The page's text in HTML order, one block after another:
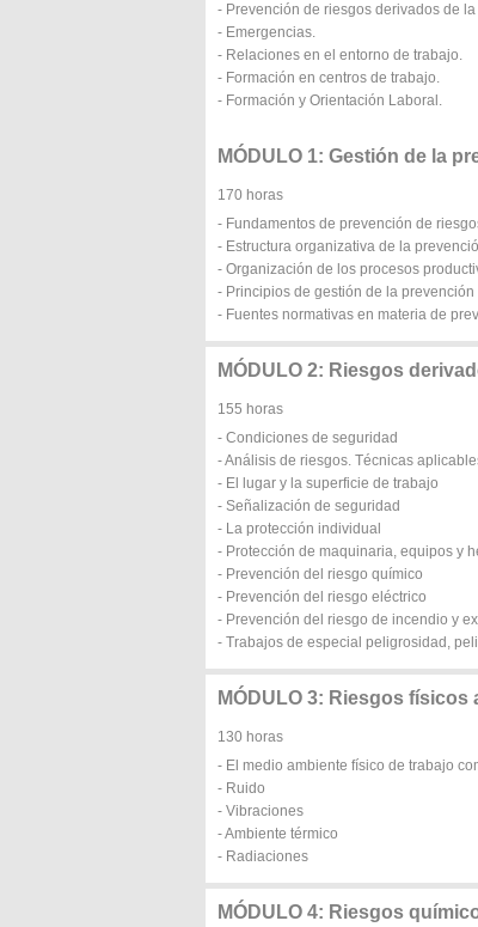
- Prevención de riesgos derivados de
- Emergencias.
- Relaciones en el entorno de trabajo.
- Formación en centros de trabajo.
- Formación y Orientación Laboral.
MÓDULO 1: Gestión de la
170 horas
- Fundamentos de prevención de
- Estructura organizativa de la
- Organización de los procesos
- Principios de gestión de la prevención
- Fuentes normativas en materia de
MÓDULO 2: Riesgos
155 horas
- Condiciones de seguridad
- Análisis de riesgos. Técnicas
- El lugar y la superficie de trabajo
- Señalización de seguridad
- La protección individual
- Protección de maquinaria, equipos y
- Prevención del riesgo químico
- Prevención del riesgo eléctrico
- Prevención del riesgo de incendio y
- Trabajos de especial peligrosidad,
MÓDULO 3: Riesgos físicos
130 horas
- El medio ambiente físico de trabajo
- Ruido
- Vibraciones
- Ambiente térmico
- Radiaciones
MÓDULO 4: Riesgos